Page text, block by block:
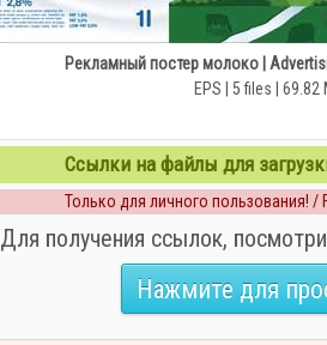
Рекламный постер молоко |
EPS | 5 files | 69.82
Ссылки на файлы для
Только для личного пользования! /
Для получения ссылок,
Нажмите для